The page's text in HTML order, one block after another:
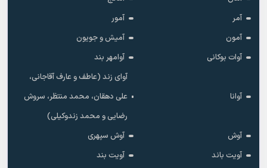
آمر
آمور
آمون
آمیش و جویون
آوات بوکانی
آوامهر بند
آوانا
آوای زند (عاطف و عارف آقاجانی،
علی دهقان، محمد منتظر، سروش
رضایی و محمد زندوکیلی)
آوش
آوش سپهری
آویت باند
آویت بند